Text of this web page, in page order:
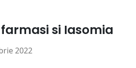
si Iasomia
2022